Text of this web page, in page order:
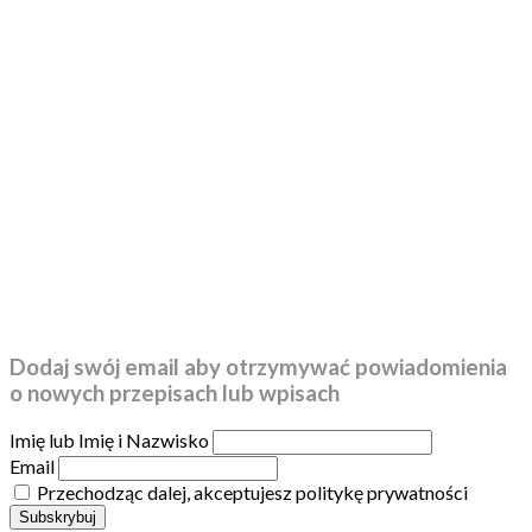
Dodaj swój email aby otrzymywać powiadomienia
o nowych przepisach lub wpisach
Imię lub Imię i Nazwisko
Email
Przechodząc dalej, akceptujesz politykę prywatności